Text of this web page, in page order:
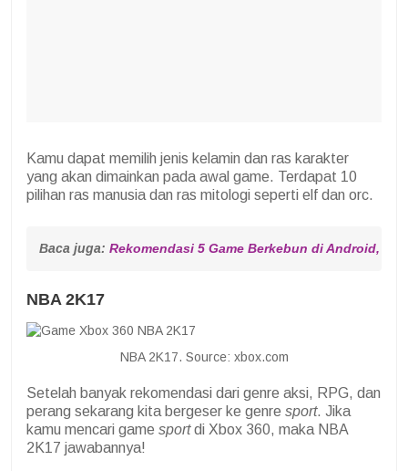
Kamu dapat memilih jenis kelamin dan ras karakter
yang akan dimainkan pada awal game. Terdapat 10
pilihan ras manusia dan ras mitologi seperti elf dan orc.
Baca juga: Rekomendasi 5 Game Berkebun di Android,
NBA 2K17
NBA 2K17. Source: xbox.com
Setelah banyak rekomendasi dari genre aksi, RPG, dan
perang sekarang kita bergeser ke genre sport. Jika
kamu mencari game sportdi Xbox 360, maka NBA
2K17 jawabannya!